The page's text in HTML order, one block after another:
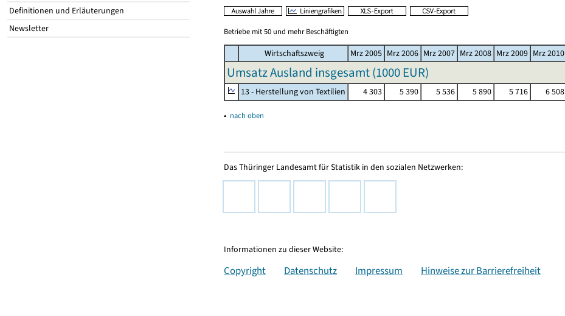
Definitionen und Erläuterungen
Newsletter
Betriebe mit 50 und mehr Beschäftigten
Wirtschaftszweig Mrz 2005 Mrz 2006 Mrz 2007 Mrz 2008 Mrz 2009 Mrz 2010
Umsatz Ausland insgesamt (1000 EUR)
13 - Herstellung von Textilien 4 303 5 390 5 536 5 890 5 716 6 508
▴ nach oben
Das Thüringer Landesamt für Statistik in den sozialen Netzwerken:
Informationen zu dieser Website:
Copyright Datenschutz Impressum Hinweise zur Barrierefreiheit